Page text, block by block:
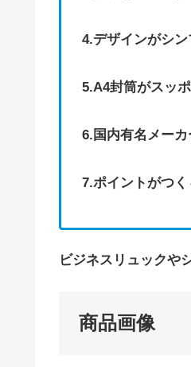
4.デザインがシ
5.A4封筒がスッ
6.国内有名メー
7.ポイントがつく
ビジネスリュックや
商品画像